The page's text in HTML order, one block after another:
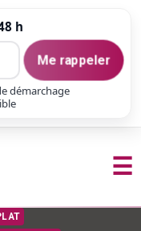
h
Me rappeler
démarchage
☰